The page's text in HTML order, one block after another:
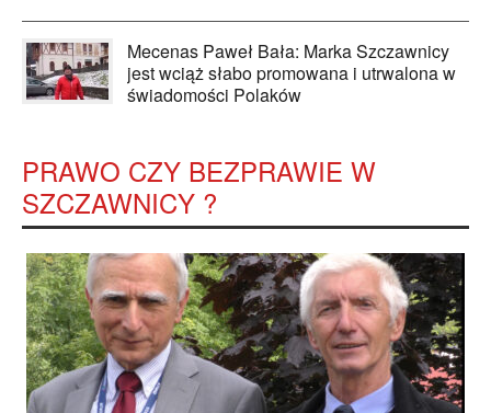
Mecenas Paweł Bała: Marka Szczawnicy
jest wciąż słabo promowana i utrwalona w
świadomości Polaków
PRAWO CZY BEZPRAWIE W
SZCZAWNICY ?